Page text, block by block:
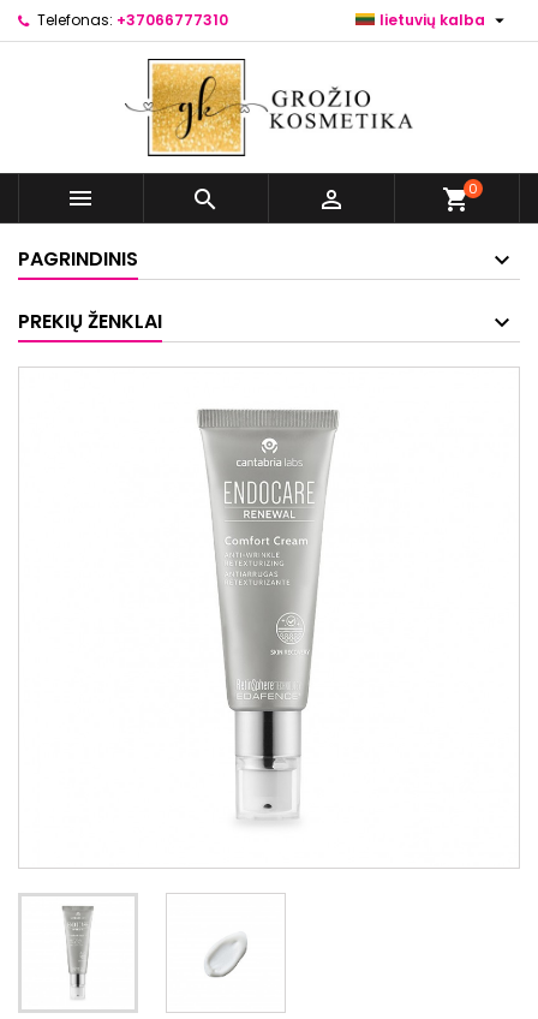
Telefonas: +37066777310 lietuvių kalba 
   shopping_cart0
PAGRINDINIS
PREKIŲ ŽENKLAI